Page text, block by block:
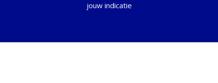
jouw indicatie